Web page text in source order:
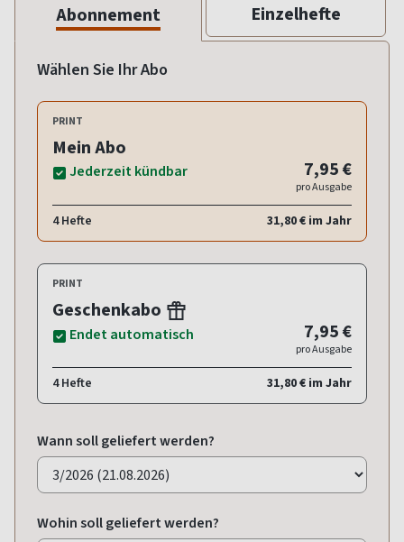
Abonnement Einzelhefte
Wählen Sie Ihr Abo
PRINT
Mein Abo
Jederzeit kündbar 7,95 €
pro Ausgabe
4 Hefte 31,80 € im Jahr
PRINT
Geschenkabo
Endet automatisch 7,95 €
pro Ausgabe
4 Hefte 31,80 € im Jahr
Wann soll geliefert werden?
Wohin soll geliefert werden?